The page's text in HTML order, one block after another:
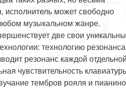
исполнитель может свободно
музыкальном жанре.
две свои
технологию резонанса
резонанс каждой
чувствительность
тембров рояля и